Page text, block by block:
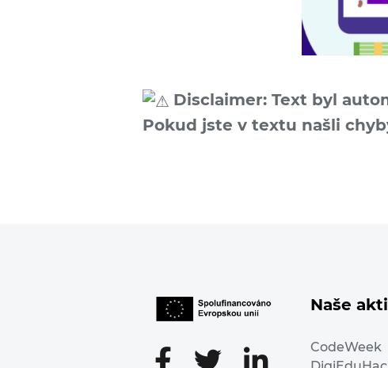
Disclaimer: Text byl
Pokud jste v textu našli
Naše
CodeWeek